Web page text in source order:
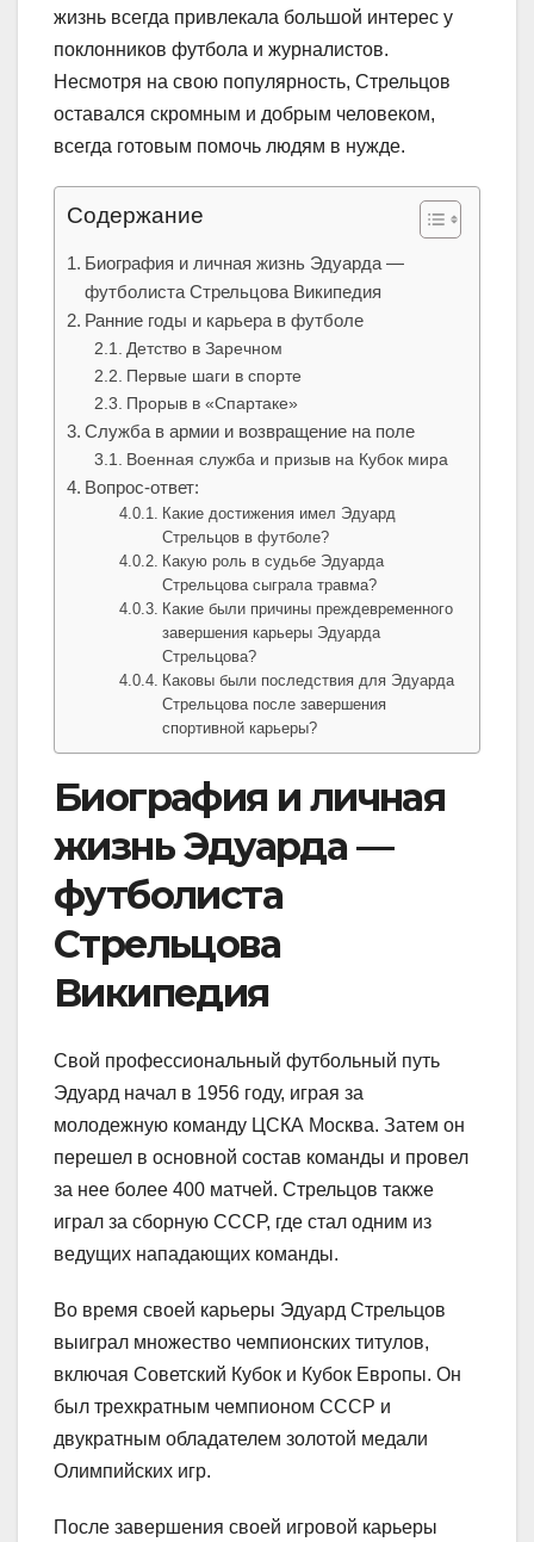
жизнь всегда привлекала большой интерес у
поклонников футбола и журналистов.
Несмотря на свою популярность, Стрельцов
оставался скромным и добрым человеком,
всегда готовым помочь людям в нужде.
Содержание
Биография и личная жизнь Эдуарда —
футболиста Стрельцова Википедия
Ранние годы и карьера в футболе
Детство в Заречном
Первые шаги в спорте
Прорыв в «Спартаке»
Служба в армии и возвращение на поле
Военная служба и призыв на Кубок мира
Вопрос-ответ:
Какие достижения имел Эдуард
Стрельцов в футболе?
Какую роль в судьбе Эдуарда
Стрельцова сыграла травма?
Какие были причины преждевременного
завершения карьеры Эдуарда
Стрельцова?
Каковы были последствия для Эдуарда
Стрельцова после завершения
спортивной карьеры?
Биография и личная
жизнь Эдуарда —
футболиста
Стрельцова
Википедия
Свой профессиональный футбольный путь
Эдуард начал в 1956 году, играя за
молодежную команду ЦСКА Москва. Затем он
перешел в основной состав команды и провел
за нее более 400 матчей. Стрельцов также
играл за сборную СССР, где стал одним из
ведущих нападающих команды.
Во время своей карьеры Эдуард Стрельцов
выиграл множество чемпионских титулов,
включая Советский Кубок и Кубок Европы. Он
был трехкратным чемпионом СССР и
двукратным обладателем золотой медали
Олимпийских игр.
После завершения своей игровой карьеры